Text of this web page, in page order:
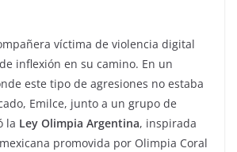
víctima de violencia digital
inflexión en su camino. En un
este tipo de agresiones no estaba
Emilce, junto a un grupo de
la Ley Olimpia Argentina, inspirada
promovida por Olimpia Coral